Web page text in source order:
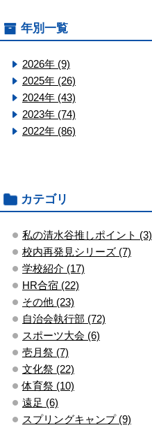
年別一覧
2026年 (9)
2025年 (26)
2024年 (43)
2023年 (74)
2022年 (86)
カテゴリ
私の清水谷推しポイント (3)
校内再発見シリーズ (7)
学校紹介 (17)
HR合宿 (22)
その他 (23)
自治会執行部 (72)
スポーツ大会 (6)
壱月祭 (7)
文化祭 (22)
体育祭 (10)
遠足 (6)
スプリングキャンプ (9)